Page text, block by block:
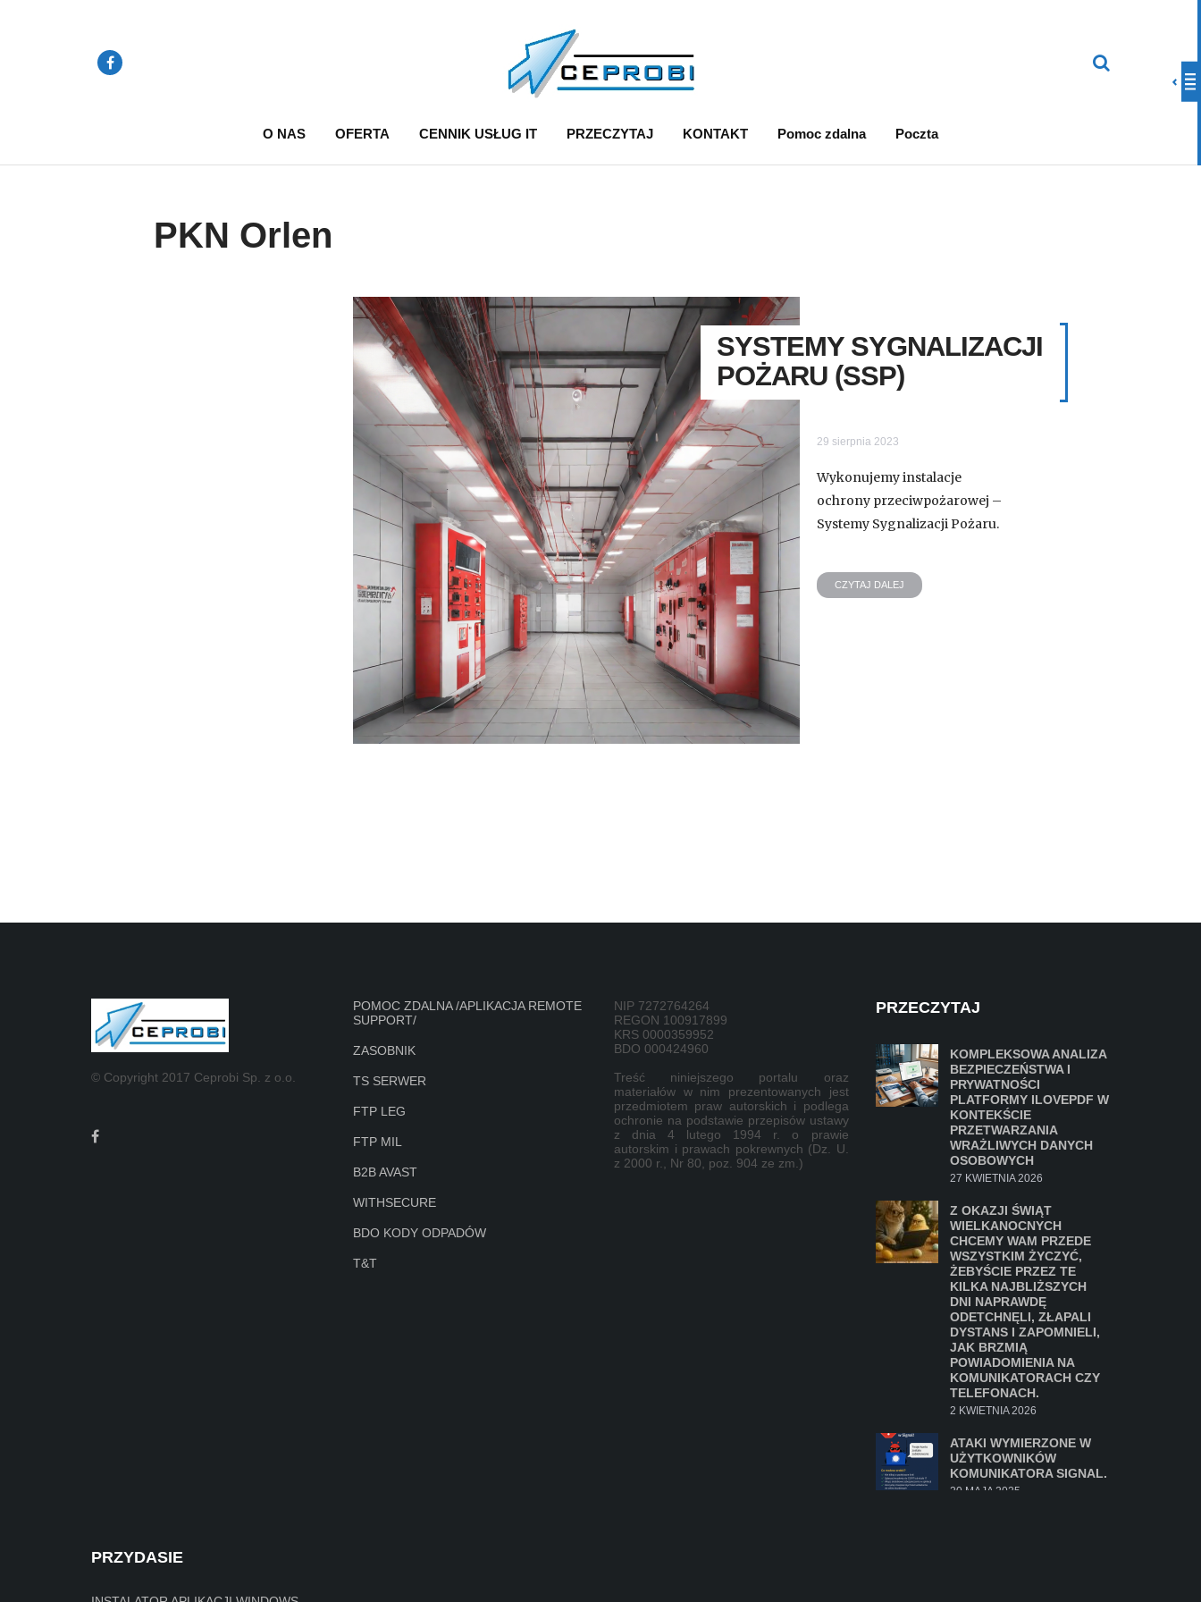
O NAS OFERTA CENNIK USŁUG IT PRZECZYTAJ KONTAKT Pomoc zdalna Poczta
PKN Orlen
SYSTEMY SYGNALIZACJI
POŻARU (SSP)
29 sierpnia 2023
Wykonujemy instalacje
ochrony przeciwpożarowej –
Systemy Sygnalizacji Pożaru.
CZYTAJ DALEJ
© Copyright 2017 Ceprobi Sp. z o.o.
POMOC ZDALNA /APLIKACJA REMOTE
SUPPORT/
ZASOBNIK
TS SERWER
FTP LEG
FTP MIL
B2B AVAST
WITHSECURE
BDO KODY ODPADÓW
T&T
NIP 7272764264
REGON 100917899
KRS 0000359952
BDO 000424960
Treść niniejszego portalu oraz
materiałów w nim prezentowanych jest
przedmiotem praw autorskich i podlega
ochronie na podstawie przepisów ustawy
z dnia 4 lutego 1994 r. o prawie
autorskim i prawach pokrewnych (Dz. U.
z 2000 r., Nr 80, poz. 904 ze zm.)
PRZECZYTAJ
KOMPLEKSOWA ANALIZA
BEZPIECZEŃSTWA I
PRYWATNOŚCI
PLATFORMY ILOVEPDF W
KONTEKŚCIE
PRZETWARZANIA
WRAŻLIWYCH DANYCH
OSOBOWYCH
27 KWIETNIA 2026
Z OKAZJI ŚWIĄT
WIELKANOCNYCH
CHCEMY WAM PRZEDE
WSZYSTKIM ŻYCZYĆ,
ŻEBYŚCIE PRZEZ TE
KILKA NAJBLIŻSZYCH
DNI NAPRAWDĘ
ODETCHNĘLI, ZŁAPALI
DYSTANS I ZAPOMNIELI,
JAK BRZMIĄ
POWIADOMIENIA NA
KOMUNIKATORACH CZY
TELEFONACH.
2 KWIETNIA 2026
ATAKI WYMIERZONE W
UŻYTKOWNIKÓW
KOMUNIKATORA SIGNAL.
20 MAJA 2025
PRZYDASIE